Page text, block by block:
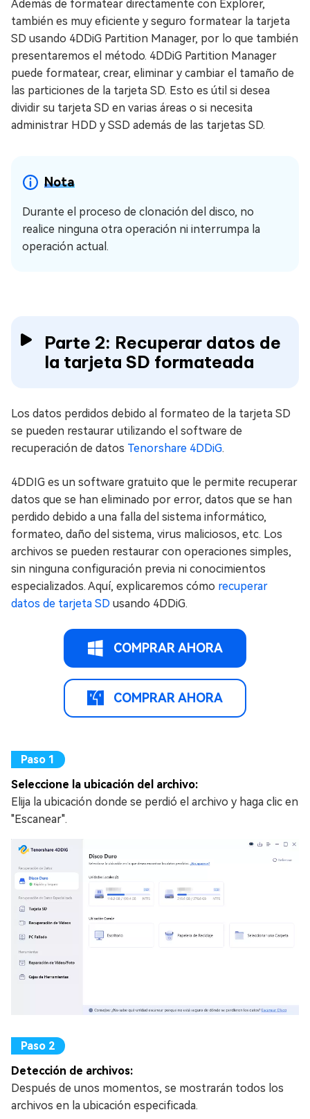
Además de formatear directamente con Explorer,
también es muy eficiente y seguro formatear la tarjeta
SD usando 4DDiG Partition Manager, por lo que también
presentaremos el método. 4DDiG Partition Manager
puede formatear, crear, eliminar y cambiar el tamaño de
las particiones de la tarjeta SD. Esto es útil si desea
dividir su tarjeta SD en varias áreas o si necesita
administrar HDD y SSD además de las tarjetas SD.
Nota
Durante el proceso de clonación del disco, no
realice ninguna otra operación ni interrumpa la
operación actual.
Parte 2: Recuperar datos de
la tarjeta SD formateada
Los datos perdidos debido al formateo de la tarjeta SD
se pueden restaurar utilizando el software de
recuperación de datos Tenorshare 4DDiG.
4DDIG es un software gratuito que le permite recuperar
datos que se han eliminado por error, datos que se han
perdido debido a una falla del sistema informático,
formateo, daño del sistema, virus maliciosos, etc. Los
archivos se pueden restaurar con operaciones simples,
sin ninguna configuración previa ni conocimientos
especializados. Aquí, explicaremos cómo recuperar
datos de tarjeta SD usando 4DDiG.
COMPRAR AHORA
COMPRAR AHORA
Seleccione la ubicación del archivo:
Elija la ubicación donde se perdió el archivo y haga clic en
"Escanear".
Detección de archivos:
Después de unos momentos, se mostrarán todos los
archivos en la ubicación especificada.